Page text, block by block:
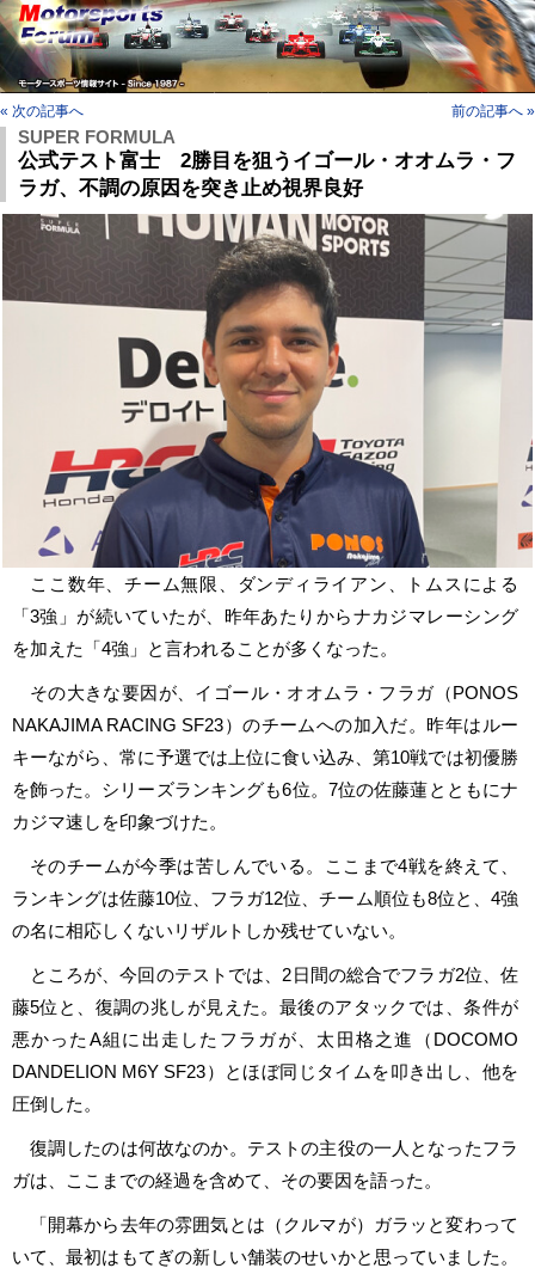
« 次の記事へ 前の記事へ »
SUPER FORMULA
公式テスト富士 2勝目を狙うイゴール・オオムラ・フ
ラガ、不調の原因を突き止め視界良好
ここ数年、チーム無限、ダンディライアン、トムスによる
「3強」が続いていたが、昨年あたりからナカジマレーシング
を加えた「4強」と言われることが多くなった。
その大きな要因が、イゴール・オオムラ・フラガ（PONOS
NAKAJIMA RACING SF23）のチームへの加入だ。昨年はルー
キーながら、常に予選では上位に食い込み、第10戦では初優勝
を飾った。シリーズランキングも6位。7位の佐藤蓮とともにナ
カジマ速しを印象づけた。
そのチームが今季は苦しんでいる。ここまで4戦を終えて、
ランキングは佐藤10位、フラガ12位、チーム順位も8位と、4強
の名に相応しくないリザルトしか残せていない。
ところが、今回のテストでは、2日間の総合でフラガ2位、佐
藤5位と、復調の兆しが見えた。最後のアタックでは、条件が
悪かったA組に出走したフラガが、太田格之進（DOCOMO
DANDELION M6Y SF23）とほぼ同じタイムを叩き出し、他を
圧倒した。
復調したのは何故なのか。テストの主役の一人となったフラ
ガは、ここまでの経過を含めて、その要因を語った。
「開幕から去年の雰囲気とは（クルマが）ガラッと変わって
いて、最初はもてぎの新しい舗装のせいかと思っていました。